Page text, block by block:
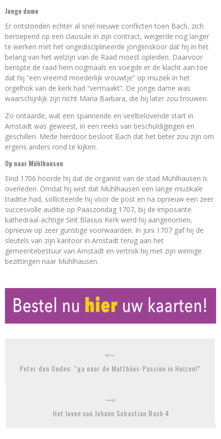
Jonge dame
Er ontstonden echter al snel nieuwe conflicten toen Bach, zich
beroepend op een clausule in zijn contract, weigerde nog langer
te werken met het ongedisciplineerde jongenskoor dat hij in het
belang van het welzijn van de Raad moest opleiden. Daarvoor
berispte de raad hem nogmaals en voegde er de klacht aan toe
dat hij “een vreemd moederlijk vrouwtje” op muziek in het
orgelhok van de kerk had “vermaakt”. De jonge dame was
waarschijnlijk zijn nicht Maria Barbara, die hij later zou trouwen.
Zo ontaarde, wat een spannende en veelbelovende start in
Arnstadt was geweest, in een reeks van beschuldigingen en
geschillen. Mede hierdoor besloot Bach dat het beter zou zijn om
ergens anders rond te kijken.
Op naar Mühlhausen
Eind 1706 hoorde hij dat de organist van de stad Mühlhausen is
overleden. Omdat hij wist dat Mühlhausen een lange muzikale
traditie had, solliciteerde hij voor de post en na opnieuw een zeer
succesvolle auditie op Paaszondag 1707, bij de imposante
kathedraal-achtige Sint Blasius Kerk werd hij aangenomen,
opnieuw op zeer gunstige voorwaarden. In juni 1707 gaf hij de
sleutels van zijn kantoor in Arnstadt terug aan het
gemeentebestuur van Arnstadt en vertrok hij met zijn weinige
bezittingen naar Mühlhausen.
Peter den Ouden: “ga naar de Matthäus-Passion in Huizen!”
Het leven van Johann Sebastian Bach 4